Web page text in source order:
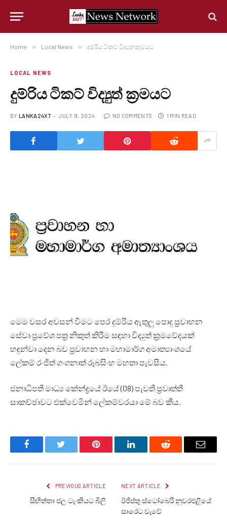
Home » Local News » දුම්රිය ටිකට් විද්‍යුත් ක්‍රමයට
LOCAL NEWS
දුම්රිය ටිකට් විද්‍යුත් ක්‍රමයට
BY LANKA24X7 JULY 9, 2024 NO COMMENTS 1 MIN READ
මෙම වසර අවසන් වීමට පෙර දුම්රිය ඇතුලු පොදු ප්‍රවාහන
සේවා ප්‍රවේශ පත්‍ර නිකුත් කිරීම සඳහා විද්‍යුත් ක්‍රමවේදයක්
හඳුන්වා දෙන බව ප්‍රවාහන හා මහාමාර්ග අමාත්‍යාංශයේ
ලේකම් රංජිත් ගංගනාත් රූබසිංහ මහතා පැවසීය.
ජනාධිපති මාධ්‍ය කේන්ද්‍රයේ ඊයේ (08) පැවති ප්‍රවෘත්ති
සාකච්ඡාවට එක්වෙමින් ලේකම්වරයා මේ බව කීය.
FacebookTwitter Pinterest LinkedInReddit Email
PREVIOUS ARTICLE
සිඟිත්තා ජල ටැංකියට බිලි
NEXT ARTICLE
ඊජිප්තු ස්ටෝබෙරි නුවරඑළියේ
සාරෙට වැවේ